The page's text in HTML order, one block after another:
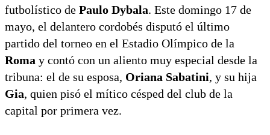
futbolístico de Paulo Dybala. Este domingo 17 de
mayo, el delantero cordobés disputó el último
partido del torneo en el Estadio Olímpico de la
Roma y contó con un aliento muy especial desde la
tribuna: el de su esposa, Oriana Sabatini, y su hija
Gia, quien pisó el mítico césped del club de la
capital por primera vez.